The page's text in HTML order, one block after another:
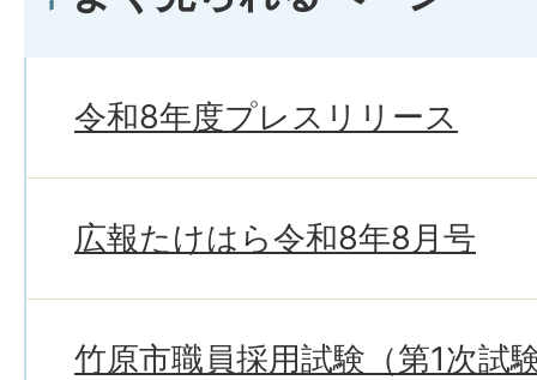
令和8年度プレスリリース
広報たけはら令和8年8月号
竹原市職員採用試験（第1次試